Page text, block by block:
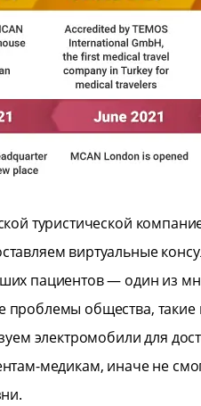
туристической
виртуальные
пациентов — один из
проблемы общества,
электромобили для
медикам, иначе не